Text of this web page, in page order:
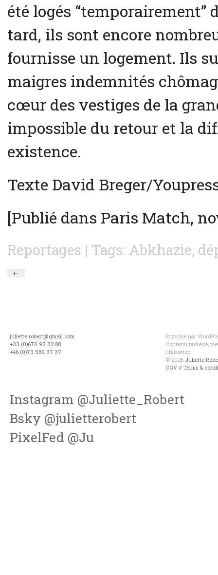
été logés “temporairement”
tard, ils sont encore
fournisse un logement. Ils
maigres indemnités
cœur des vestiges de la
impossible du retour et la
existence.
Texte David Breger/
[Publié dans Paris Match,
Reportages | Tags: Abkhazie,
←
juliette.robert@gmail.com
+33 (0)670 93 32 88
+46 (0)73 589 37 37
Propulsé par
Contenu protégé,
utilisation
© 2026 Juliette
CGV // Terms &
Instagram @Juliette_Robert
Bsky @julietterobert
PixelFed @Ju